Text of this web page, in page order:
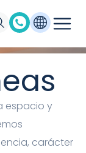
suelo y
espacio y
carácter